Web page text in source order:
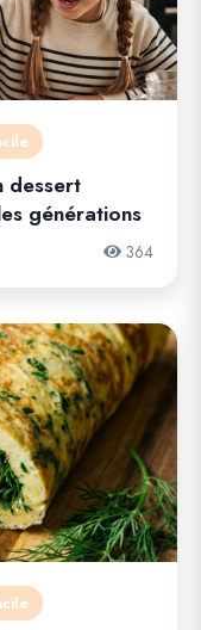
dessert
générations
364